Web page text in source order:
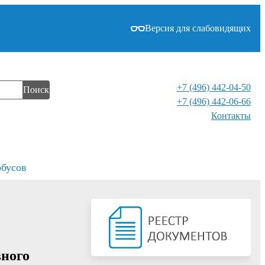
Версия для слабовидящих
Поиск
+7 (496) 442-04-50
+7 (496) 442-06-66
Контакты⁠